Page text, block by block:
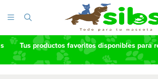
Tus productos favoritos disponibles para